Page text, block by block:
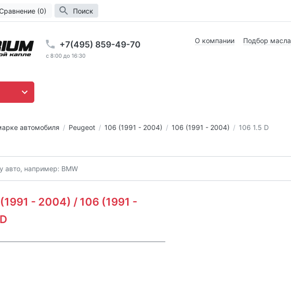
(0) Поиск
+7(495) 859-49-70
c 8:00 до 16:30
О компании Подбор масла
автомобиля Peugeot 106 (1991 - 2004) 106 (1991 - 2004) 106 1.5 D
(1991 - 2004) / 106 (1991 -